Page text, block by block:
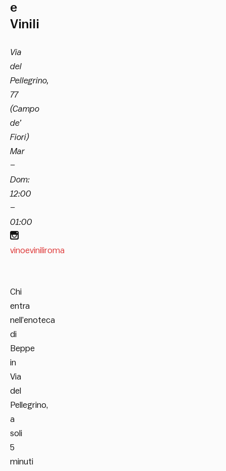
e
Vinili
Via
del
Pellegrino,
77
(Campo
de’
Fiori)
Mar
–
Dom:
12:00
–
01:00
vinoeviniliroma
Chi
entra
nell’enoteca
di
Beppe
in
Via
del
Pellegrino,
a
soli
5
minuti